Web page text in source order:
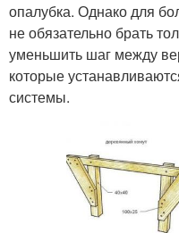
опалубка. Однако для
не обязательно брать
уменьшить шаг между
которые
системы.